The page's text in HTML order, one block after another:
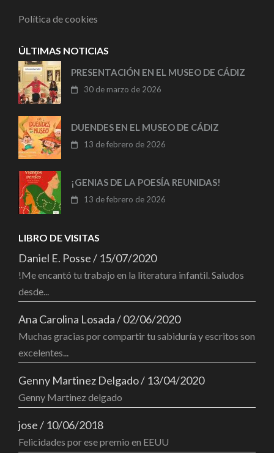
Política de cookies
ÚLTIMAS NOTICIAS
PRESENTACIÓN EN EL MUSEO DE CÁDIZ
30 de marzo de 2026
DUENDES EN EL MUSEO DE CÁDIZ
13 de febrero de 2026
¡GENIAS DE LA POESÍA REUNIDAS!
13 de febrero de 2026
LIBRO DE VISITAS
Daniel E. Posse/ 15/07/2020
!Me encantó tu trabajo en la literatura infantil. Saludos
desde...
Ana Carolina Losada/02/06/2020
Muchas gracias por compartir tu sabiduría y escritos son
excelentes...
Genny Martinez Delgado/ 13/04/2020
Genny Martinez delgado
jose/ 10/06/2018
Felicidades por ese premio en EEUU